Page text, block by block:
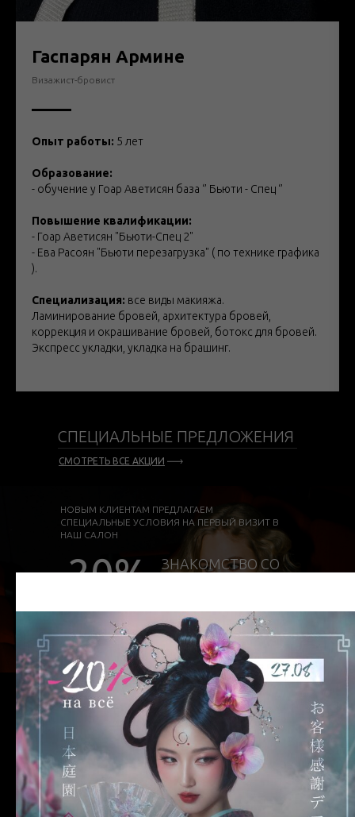
Гаспарян Армине
Визажист-бровист
Опыт работы: 5 лет
Образование:
- обучение у Гоар Аветисян база ‘’ Бьюти - Спец ‘’
Повышение квалификации:
- Гоар Аветисян "Бьюти-Спец 2"
- Ева Расоян "Бьюти перезагрузка" ( по технике графика
).
Специализация: все виды макияжа.
Ламинирование бровей, архитектура бровей,
коррекция и окрашивание бровей, ботокс для бровей.
Экспресс укладки, укладка на брашинг.
СПЕЦИАЛЬНЫЕ ПРЕДЛОЖЕНИЯ
-20%
ЗНАКОМСТВО СО
НОВЫМ КЛИЕНТАМ ПРЕДЛАГАЕМ
СПЕЦИАЛЬНЫЕ УСЛОВИЯ НА ПЕРВЫЙ ВИЗИТ В
НАШ САЛОН
ЗАПИСАТЬСЯ
СМОТРЕТЬ ВСЕ АКЦИИ
СПЕЦИАЛЬНОЕ
ПРЕДЛОЖЕНИЕ 20% НА
ПЕРВЫЙ ВИЗИТ